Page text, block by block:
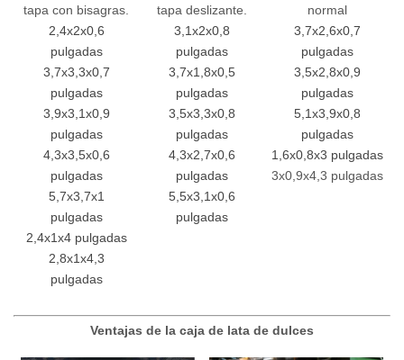
tapa con bisagras.
2,4x2x0,6
pulgadas
3,7x3,3x0,7
pulgadas
3,9x3,1x0,9
pulgadas
4,3x3,5x0,6
pulgadas
5,7x3,7x1
pulgadas
2,4x1x4 pulgadas
2,8x1x4,3
pulgadas
tapa deslizante.
3,1x2x0,8
pulgadas
3,7x1,8x0,5
pulgadas
3,5x3,3x0,8
pulgadas
4,3x2,7x0,6
pulgadas
5,5x3,1x0,6
pulgadas
normal
3,7x2,6x0,7
pulgadas
3,5x2,8x0,9
pulgadas
5,1x3,9x0,8
pulgadas
1,6x0,8x3 pulgadas
3x0,9x4,3 pulgadas
Ventajas de la caja de lata de dulces